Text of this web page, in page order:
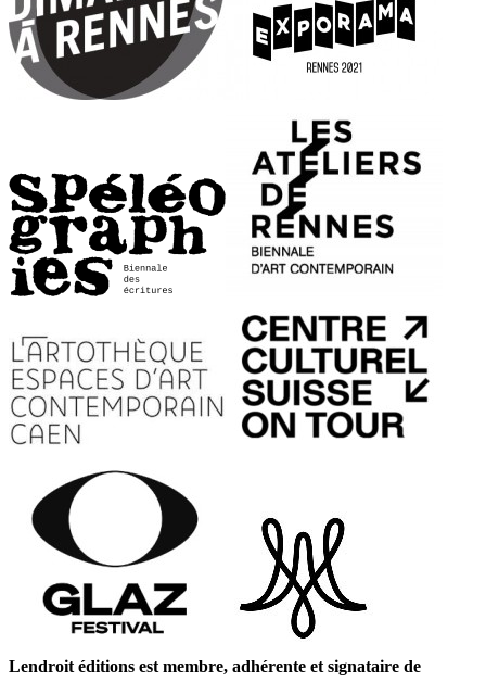
Lendroit éditions est membre, adhérente et signataire de